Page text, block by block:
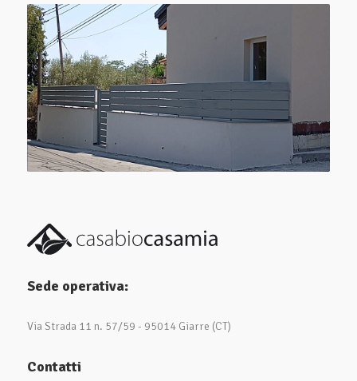
Sede operativa:
Via Strada 11 n. 57/59 - 95014 Giarre (CT)
Contatti